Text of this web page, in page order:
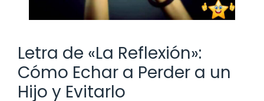
Letra de «La Reflexión»:
Cómo Echar a Perder a un
Hijo y Evitarlo